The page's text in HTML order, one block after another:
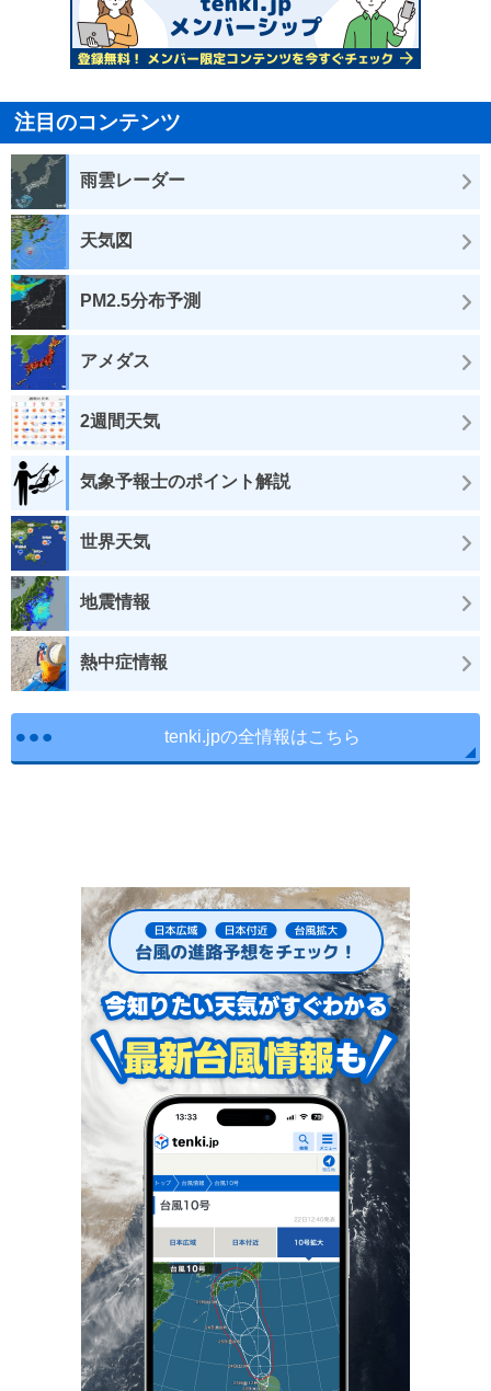
注目のコンテンツ
雨雲レーダー
天気図
PM2.5分布予測
アメダス
2週間天気
気象予報士のポイント解説
世界天気
地震情報
熱中症情報
tenki.jpの全情報はこちら